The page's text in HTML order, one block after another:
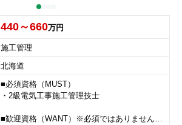
440～660万円
施工管理
北海道
■必須資格（MUST）
・2級電気工事施工管理技士
■歓迎資格（WANT）※必須ではありません